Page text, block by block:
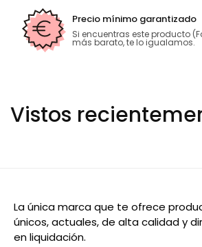
Precio mínimo garantizado
Si encuentras este producto
más barato, te lo igualamos.
Vistos
La única marca que te ofrece
únicos, actuales, de alta calidad y
en liquidación.